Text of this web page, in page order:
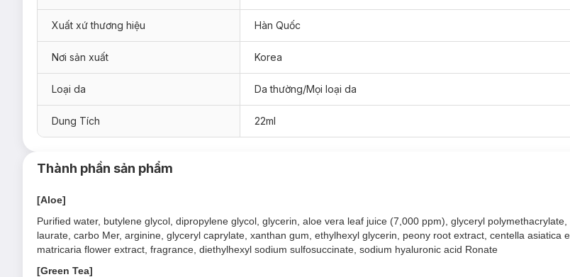
Chiết xuất Centella Asiatica:
Dưỡng ẩm & làm dịu với chiết xuất từ cây rau má giúp làm dịu làn da nhạy cảm,
màu.
màu.
Xuất xứ thương hiệu Hàn Quốc
Nơi sản xuất Korea
Loại da Da thường/Mọi loại da
Dung Tích 22ml
Thành phần sản phẩm
[Aloe]
Purified water, butylene glycol, dipropylene glycol, glycerin, aloe vera leaf juice (7,000 ppm), glyceryl
laurate, carbo Mer, arginine, glyceryl caprylate, xanthan gum, ethylhexyl glycerin, peony root extract, centella asiatica
matricaria flower extract, fragrance, diethylhexyl sodium sulfosuccinate, sodium hyaluronic acid Ronate
[Green Tea]